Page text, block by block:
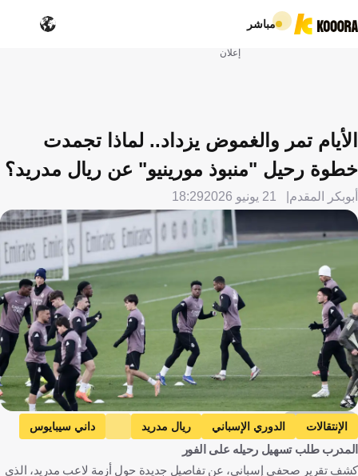
مباشر
إعلان
الأيام تمر والغموض يزداد.. لماذا تجمدت
خطوة رحيل "منبوذ مورينيو" عن ريال مدريد؟
أبوبكر المقدم 21 يونيو 2026 18:29
Getty Images
الإنتقالات الدوري الإسباني ريال مدريد
داني سيبايوس
جوزيه مورينيو
إسبانيا البرتغال
المدرب طلب تسهيل رحيله على الفور
كشف تقرير صحفي إسباني، عن تفاصيل جديدة حول أزمة لاعب مدريد، الذي